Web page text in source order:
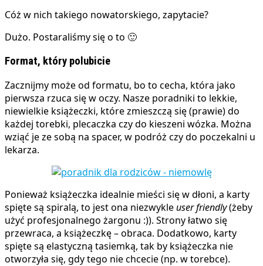
Cóż w nich takiego nowatorskiego, zapytacie?
Dużo. Postaraliśmy się o to 🙂
Format, który polubicie
Zacznijmy może od formatu, bo to cecha, która jako
pierwsza rzuca się w oczy. Nasze poradniki to lekkie,
niewielkie książeczki, które zmieszczą się (prawie) do
każdej torebki, plecaczka czy do kieszeni wózka. Można
wziąć je ze sobą na spacer, w podróż czy do poczekalni u
lekarza.
Ponieważ książeczka idealnie mieści się w dłoni, a karty
spięte są spiralą, to jest ona niezwykleuser friendly(żeby
użyć profesjonalnego żargonu :)). Strony łatwo się
przewraca, a książeczkę – obraca. Dodatkowo, karty
spięte są elastyczną tasiemką, tak by książeczka nie
otworzyła się, gdy tego nie chcecie (np. w torebce).